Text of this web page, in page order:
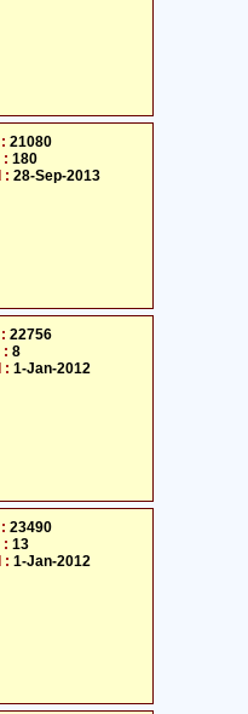
21080
: 180
: 28-Sep-2013
22756
: 8
: 1-Jan-2012
23490
: 13
: 1-Jan-2012